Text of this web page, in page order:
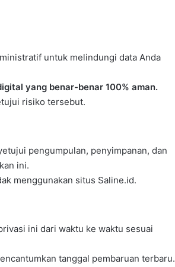
untuk melindungi data Anda
yang benar-benar 100% aman.
risiko tersebut.
pengumpulan, penyimpanan, dan
ini.
menggunakan situs Saline.id.
ini dari waktu ke waktu sesuai
tanggal pembaruan terbaru.